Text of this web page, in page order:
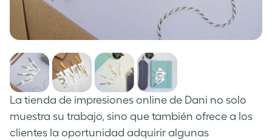
La tienda de impresiones online de Dani no solo
muestra su trabajo, sino que también ofrece a los
clientes la oportunidad adquirir algunas